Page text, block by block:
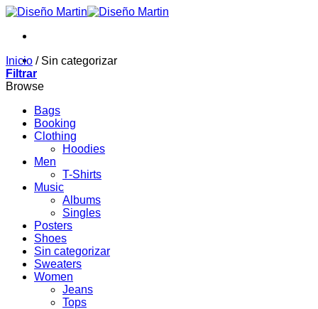
Saltar
contenido
Inicio /Sin categorizar
Filtrar
Browse
Bags
Booking
Clothing
Hoodies
Men
T-Shirts
Music
Albums
Singles
Posters
Shoes
Sin categorizar
Sweaters
Women
Jeans
Tops